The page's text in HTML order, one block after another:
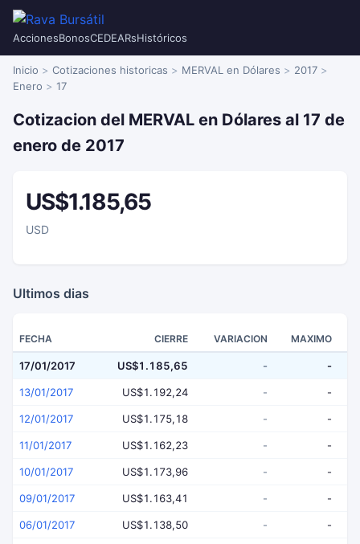
AccionesBonosCEDEARsHistóricos
Inicio Cotizaciones historicas MERVAL en Dólares
2017
Enero
17
Cotizacion del MERVAL en Dólares al 17 de
enero de 2017
US$1.185,65
USD
Ultimos dias
FECHA CIERRE VARIACION MAXIMO
17/01/2017 US$1.185,65 - -
13/01/2017 US$1.192,24 - -
12/01/2017 US$1.175,18 - -
11/01/2017 US$1.162,23 - -
10/01/2017 US$1.173,96 - -
09/01/2017 US$1.163,41 - -
06/01/2017 US$1.138,50 - -